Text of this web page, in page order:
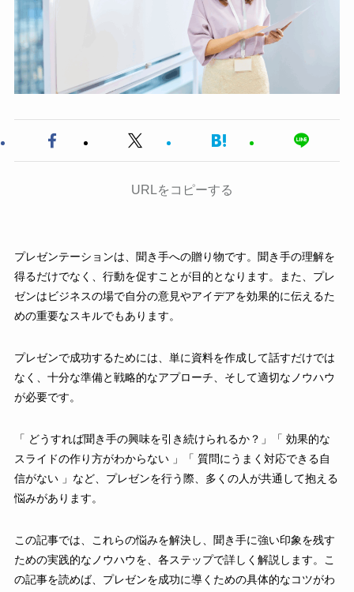
URLをコピーする
プレゼンテーションは、聞き手への贈り物です。聞き手の理解を
得るだけでなく、行動を促すことが目的となります。また、プレ
ゼンはビジネスの場で自分の意見やアイデアを効果的に伝えるた
めの重要なスキルでもあります。
プレゼンで成功するためには、単に資料を作成して話すだけでは
なく、十分な準備と戦略的なアプローチ、そして適切なノウハウ
が必要です。
「 どうすれば聞き手の興味を引き続けられるか？」「 効果的な
スライドの作り方がわからない 」「 質問にうまく対応できる自
信がない 」など、プレゼンを行う際、多くの人が共通して抱える
悩みがあります。
この記事では、これらの悩みを解決し、聞き手に強い印象を残す
ための実践的なノウハウを、各ステップで詳しく解説します。こ
の記事を読めば、プレゼンを成功に導くための具体的なコツがわ